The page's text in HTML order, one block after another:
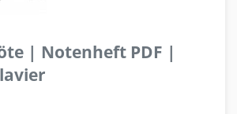
| Notenheft PDF |